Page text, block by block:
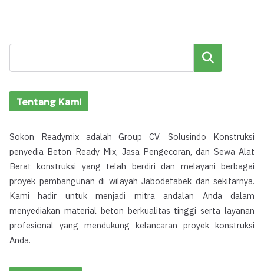
Cari
Tentang Kami
Sokon Readymix adalah Group CV. Solusindo Konstruksi
penyedia Beton Ready Mix, Jasa Pengecoran, dan Sewa Alat
Berat konstruksi yang telah berdiri dan melayani berbagai
proyek pembangunan di wilayah Jabodetabek dan sekitarnya.
Kami hadir untuk menjadi mitra andalan Anda dalam
menyediakan material beton berkualitas tinggi serta layanan
profesional yang mendukung kelancaran proyek konstruksi
Anda.